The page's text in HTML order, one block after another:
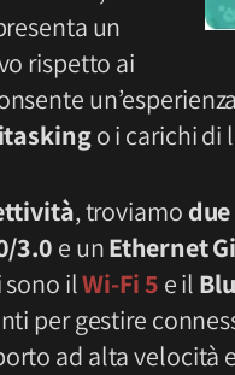
un
rispetto ai
o i carichi di
, troviamo
3.0 e unEthernet
sono ilWi-Fi 5 e il
per gestire
ad alta velocità